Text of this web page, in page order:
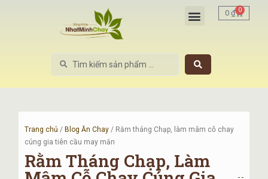
Menu0₫ 0
Cart
Search
Trang chủ /Blog Ăn Chay / Rằm tháng Chạp, làm mâm cỗ chay
cúng gia tiên cầu may mắn
Rằm Tháng Chạp, Làm